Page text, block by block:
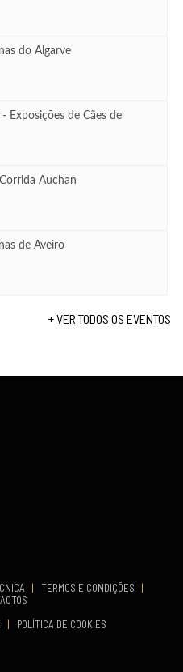
do Algarve
Exposições de Cães de
Auchan
de Aveiro
+ VER TODOS OS EVENTOS
| TERMOS E CONDIÇÕES
|
| POLÍTICA DE COOKIES